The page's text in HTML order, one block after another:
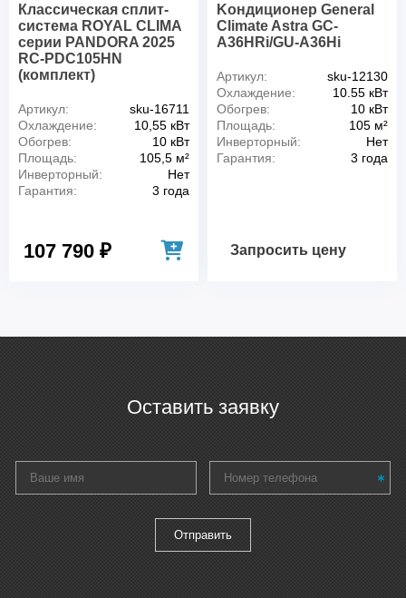
Классическая сплит-
система ROYAL CLIMA
серии PANDORA 2025
RC-PDC105HN
(комплект)
Артикул:
sku-16711
Охлаждение:
10,55 кВт
Обогрев:
10 кВт
Площадь:
105,5 м²
Инверторный:
Нет
Гарантия:
3 года
107 790 ₽
Kондиционер General
Climate Astra GC-
A36HRi/GU-A36Hi
Артикул:
sku-12130
Охлаждение:
10.55 кВт
Обогрев:
10 кВт
Площадь:
105 м²
Инверторный:
Нет
Гарантия:
3 года
Запросить цену
Оставить заявку